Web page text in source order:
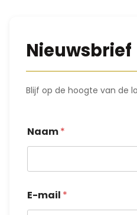
Nieuwsbrief
Blijf op de hoogte van de
Naam*
E-mail *